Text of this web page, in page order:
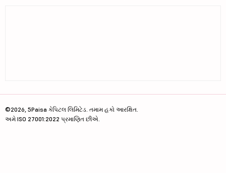
©2026, 5Paisa કેપિટલ લિમિટેડ. તમામ હકો આરક્ષિત.
અમે ISO 27001:2022 પ્રમાણિત છીએ.